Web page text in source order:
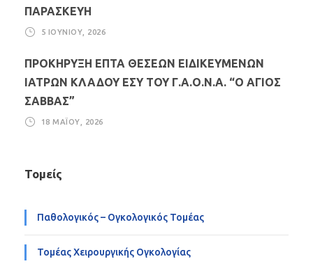
ΠΑΡΑΣΚΕΥΗ
5 ΙΟΥΝΊΟΥ, 2026
ΠΡΟΚΗΡΥΞΗ ΕΠΤΑ ΘΕΣΕΩΝ ΕΙΔΙΚΕΥΜΕΝΩΝ
ΙΑΤΡΩΝ ΚΛΑΔΟΥ ΕΣΥ ΤΟΥ Γ.Α.Ο.Ν.Α. “Ο ΑΓΙΟΣ
ΣΑΒΒΑΣ”
18 ΜΑΪ́ΟΥ, 2026
Τομείς
Παθολογικός – Ογκολογικός Τομέας
Τομέας Χειρουργικής Ογκολογίας